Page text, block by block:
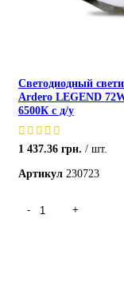
Светодиодный
Ardero LEGEND
6500К с д/у
1 437.36 грн.
шт.
Артикул 230723